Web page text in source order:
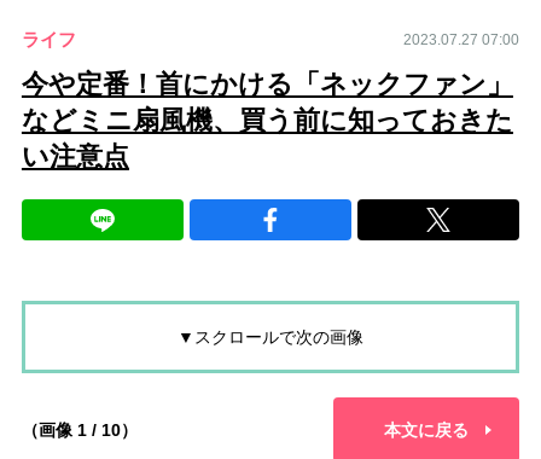
ライフ 2023.07.27 07:00
今や定番！首にかける「ネックファン」
などミニ扇風機、買う前に知っておきた
い注意点
▼スクロールで次の画像
（画像 1 / 10） 本文に戻る